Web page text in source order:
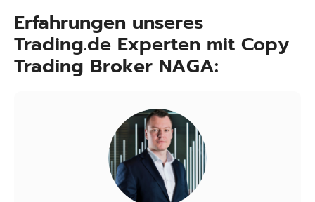
Erfahrungen unseres
Trading.de Experten mit Copy
Trading Broker NAGA: